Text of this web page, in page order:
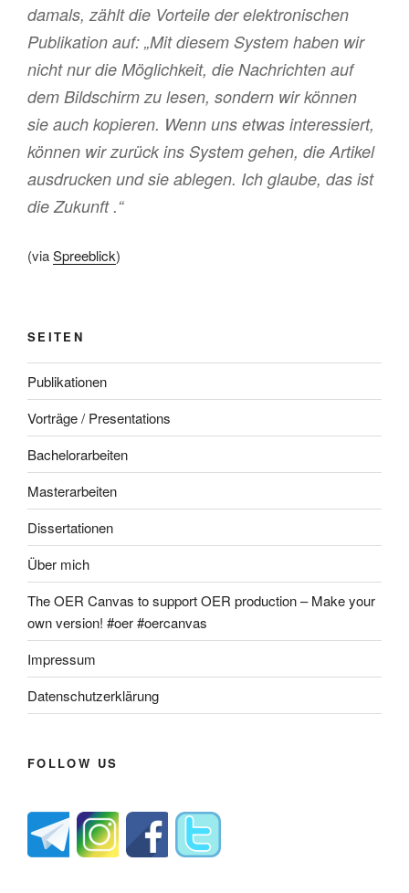
damals, zählt die Vorteile der elektronischen
Publikation auf: „Mit diesem System haben wir
nicht nur die Möglichkeit, die Nachrichten auf
dem Bildschirm zu lesen, sondern wir können
sie auch kopieren. Wenn uns etwas interessiert,
können wir zurück ins System gehen, die Artikel
ausdrucken und sie ablegen. Ich glaube, das ist
die Zukunft .“
(viaSpreeblick)
SEITEN
Publikationen
Vorträge / Presentations
Bachelorarbeiten
Masterarbeiten
Dissertationen
Über mich
The OER Canvas to support OER production – Make your
own version! #oer #oercanvas
Impressum
Datenschutzerklärung
FOLLOW US